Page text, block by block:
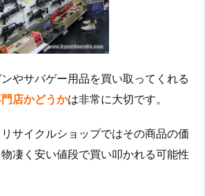
やサバゲー用品を買い取ってくれる
店かどうかは非常に大切です。
サイクルショップではその商品の価
凄く安い値段で買い叩かれる可能性